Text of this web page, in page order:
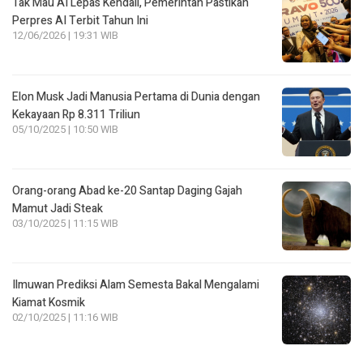
Perpres AI Terbit Tahun Ini
12/06/2026 | 19:31 WIB
Elon Musk Jadi Manusia Pertama di Dunia dengan
Kekayaan Rp 8.311 Triliun
05/10/2025 | 10:50 WIB
Orang-orang Abad ke-20 Santap Daging Gajah
Mamut Jadi Steak
03/10/2025 | 11:15 WIB
Ilmuwan Prediksi Alam Semesta Bakal Mengalami
Kiamat Kosmik
02/10/2025 | 11:16 WIB